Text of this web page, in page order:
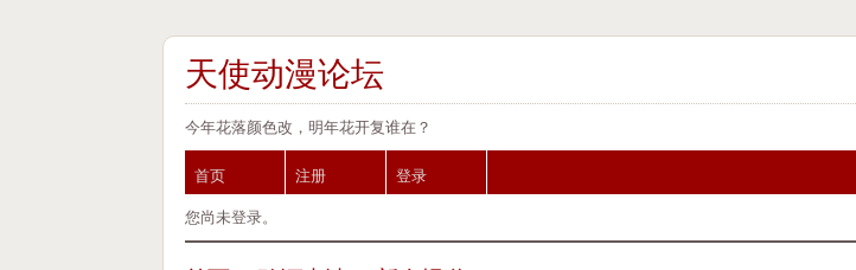
天使动漫论坛
今年花落颜色改，明年花开复谁在？
首页 注册
登录
您尚未登录。